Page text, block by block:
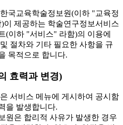
국교육학술정보원(이하 "교육정
이 제공하는 학술연구정보서비스
(이하 "서비스" 라함)의 이용에
절차와 기타 필요한 사항을 규
목적으로 합니다.
효력과 변경)
서비스 메뉴에 게시하여 공시함
을 발생합니다.
원은 합리적 사유가 발생한 경우